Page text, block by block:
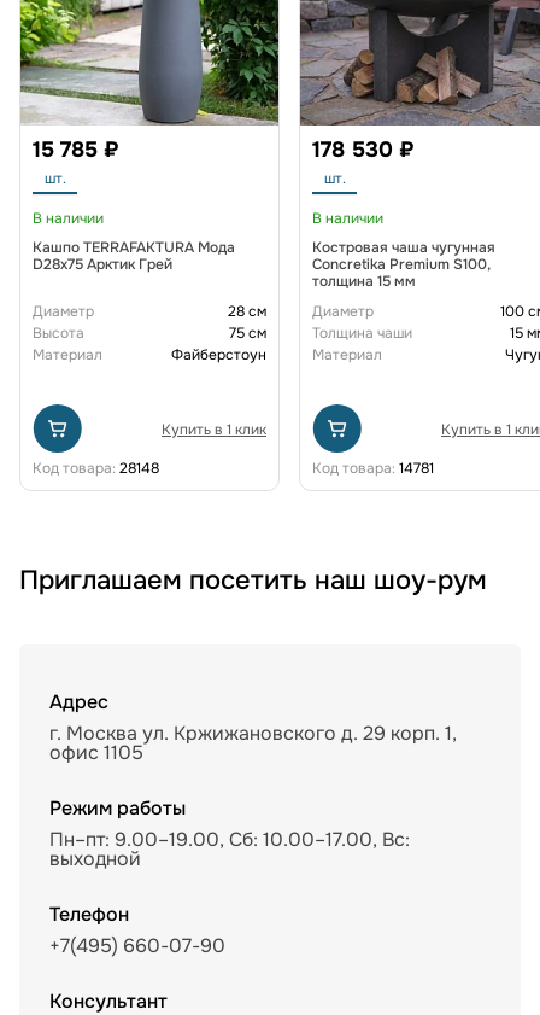
15 785 ₽
шт.
В наличии
Кашпо TERRAFAKTURA Мода
D28x75 Арктик Грей
Диаметр
28 см
Высота
75 см
Материал
Файберстоун
Купить в 1 клик
Код товара: 28148
178 530 ₽
шт.
В наличии
Костровая чаша чугунная
Concretika Premium S100,
толщина 15 мм
Диаметр
100
Толщина чаши
15
Материал
Купить в 1
Код товара: 14781
Приглашаем посетить наш шоу-рум
Адрес
г. Москва ул. Кржижановского д. 29 корп. 1,
офис 1105
Режим работы
Пн–пт: 9.00–19.00, Сб: 10.00–17.00, Вс:
выходной
Телефон
+7(495) 660-07-90
Консультант